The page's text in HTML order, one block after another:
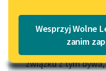
Lektury szkolne i klasyka
Wesprzyj Wolne
zanim
egzystencjalne,
na odrętwieniu
związku z tym